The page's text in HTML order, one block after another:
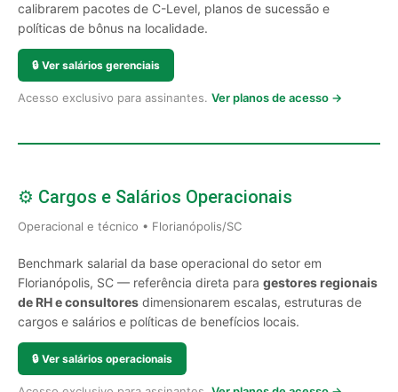
calibrarem pacotes de C-Level, planos de sucessão e
políticas de bônus na localidade.
🔒 Ver salários gerenciais
Acesso exclusivo para assinantes. Ver planos de acesso →
⚙️ Cargos e Salários Operacionais
Operacional e técnico • Florianópolis/SC
Benchmark salarial da base operacional do setor em
Florianópolis, SC — referência direta para gestores regionais
de RH e consultores dimensionarem escalas, estruturas de
cargos e salários e políticas de benefícios locais.
🔒 Ver salários operacionais